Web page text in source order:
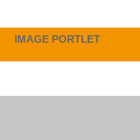
IMAGE PORTLET